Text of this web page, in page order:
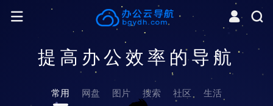
提高办公效率的导航
常用 网盘 图片 搜索 社区 生活